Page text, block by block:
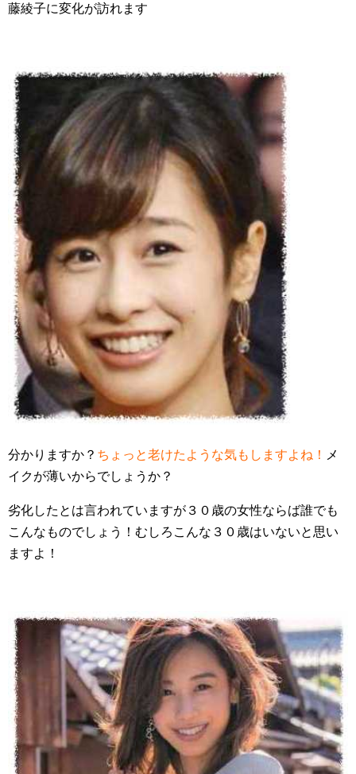
藤綾子に変化が訪れます
分かりますか？ ちょっと老けたような気もしますよね！
メ
イクが薄いからでしょうか？
劣化したとは言われていますが３０歳の女性ならば誰でも
こんなものでしょう！むしろこんな３０歳はいないと思い
ますよ！